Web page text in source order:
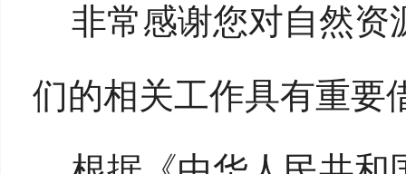
非常感谢您对自然资
们的相关工作具有重要